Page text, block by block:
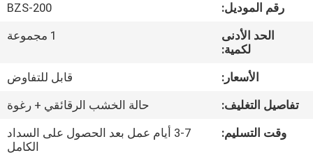
جولة
المعمل
مراقبة
الجودة
رقم الموديل:
BZS-200
الحد الأدنى
لكمية:
1 مجموعة
الأسعار:
قابل للتفاوض
تفاصيل التغليف:
حالة الخشب الرقائقي + رغوة
وقت التسليم:
3-7 أيام عمل بعد الحصول على السداد
الكامل